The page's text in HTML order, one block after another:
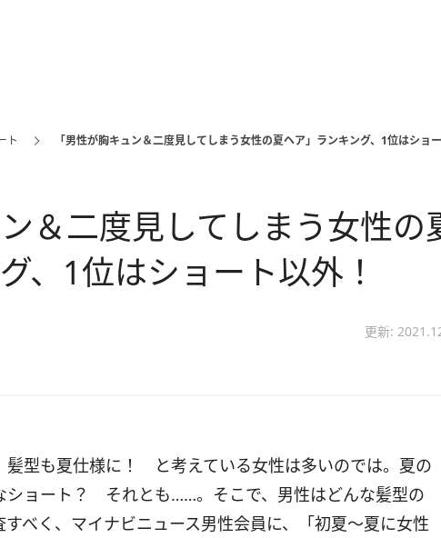
ト 「男性が胸キュン＆二度見してしまう女性の夏ヘア」ランキング、1位はショ
ン＆二度見してしまう女性の
、1位はショート以外！
更新:
髪型も夏仕様に！ と考えている女性は多いのでは。夏の
ショート？ それとも……。そこで、男性はどんな髪型の
べく、マイナビニュース男性会員に、「初夏～夏に女性